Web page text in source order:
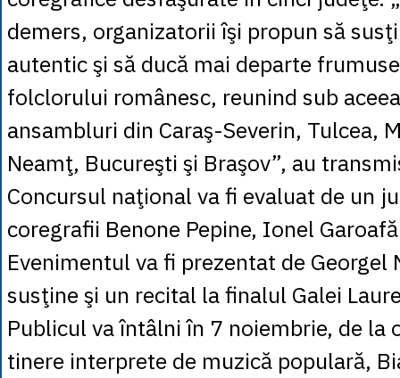
demers, organizatorii îşi propun să
autentic şi să ducă mai departe
folclorului românesc, reunind sub
ansambluri din Caraş-Severin, Tulcea,
Neamţ, Bucureşti şi Braşov”, au
Concursul naţional va fi evaluat de un
coregrafii Benone Pepine, Ionel
Evenimentul va fi prezentat de Georgel
susţine şi un recital la finalul Galei
Publicul va întâlni în 7 noiembrie, de la
tinere interprete de muzică populară,